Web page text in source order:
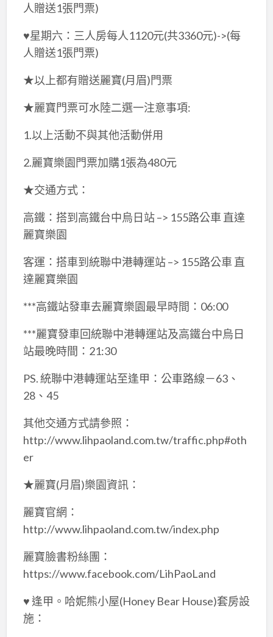
人贈送1張門票)
♥星期六：三人房每人1120元(共3360元)->(每
人贈送1張門票)
★以上都有贈送麗寶(月眉)門票
★麗寶門票可水陸二選一注意事項:
1.以上活動不與其他活動併用
2.麗寶樂園門票加購1張為480元
★交通方式：
高鐵：搭到高鐵台中烏日站 –> 155路公車 直達
麗寶樂園
客運：搭車到統聯中港轉運站 –> 155路公車 直
達麗寶樂園
***高鐵站發車去麗寶樂園最早時間：06:00
***麗寶發車回統聯中港轉運站及高鐵台中烏日
站最晚時間：21:30
PS. 統聯中港轉運站至逢甲：公車路線－63、
28、45
其他交通方式請參照：
http://www.lihpaoland.com.tw/traffic.php#oth
er
★麗寶(月眉)樂園資訊：
麗寶官網：
http://www.lihpaoland.com.tw/index.php
麗寶臉書粉絲團：
https://www.facebook.com/LihPaoLand
♥ 逢甲。哈妮熊小屋(Honey Bear House)套房設
施：